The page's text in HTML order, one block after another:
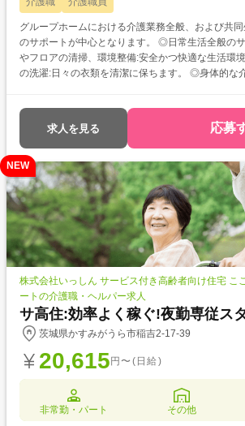
グループホームにおける介護業務全般、および共
のサポートが中心となります。 ◎日常生活全般のサポート(生活援助) 居室
やフロアの清掃、環境整備:安全かつ快適な生活環
の洗濯:日々の衣類を清潔に保ちます。 ◎身体的な介助(身体介護) 食事介
ポートを行います。 移動・移乗介助:安全に居室や
ようサポートします。 ◎コミュニケーションと見守り 傾聴と対話:ご利用
者様との積極的なコミュニケーションを通じて、
高めます。 体調観察:日々の体調や変化を把握し、
ます。 ◎レクリエーション・イベントの実施 日々のレクリエーション(体
操、趣味活動など)の企画・実施。 季節の行事やイ
記録・報告業務 介護記録(日々のサービス内容、ご
事項など)の作成。 他職種(看護師、ケアマネジャー
携。
求人を見る 応募
NEW
株式会社いっしん サービス付き高齢者向け住宅 こ
ートの介護職・ヘルパー求人
サ高住:効率よく稼ぐ!夜勤専従ス
茨城県かすみがうら市稲吉2-17-39
20,615 円〜(日給)
非常勤・パート その他